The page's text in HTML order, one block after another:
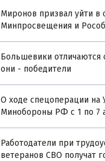
Миронов призвал уйти в
Минпросвещения и
Большевики отличаются
они - победители
О ходе спецоперации на
Минобороны РФ с 1 по 7
Работодатели при
ветеранов СВО получат